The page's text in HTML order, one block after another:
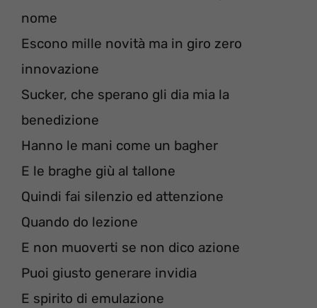
nome
Escono mille novità ma in giro zero
innovazione
Sucker, che sperano gli dia mia la
benedizione
Hanno le mani come un bagher
E le braghe giù al tallone
Quindi fai silenzio ed attenzione
Quando do lezione
E non muoverti se non dico azione
Puoi giusto generare invidia
E spirito di emulazione